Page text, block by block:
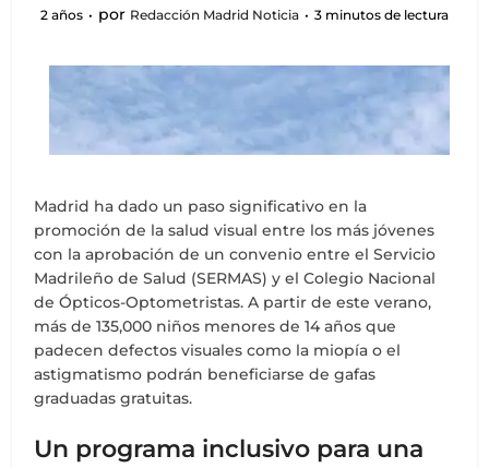
2 años por Redacción Madrid Noticia 3 minutos de lectura
Madrid ha dado un paso significativo en la
promoción de la salud visual entre los más jóvenes
con la aprobación de un convenio entre el Servicio
Madrileño de Salud (SERMAS) y el Colegio Nacional
de Ópticos-Optometristas. A partir de este verano,
más de 135,000 niños menores de 14 años que
padecen defectos visuales como la miopía o el
astigmatismo podrán beneficiarse de gafas
graduadas gratuitas.
Un programa inclusivo para una